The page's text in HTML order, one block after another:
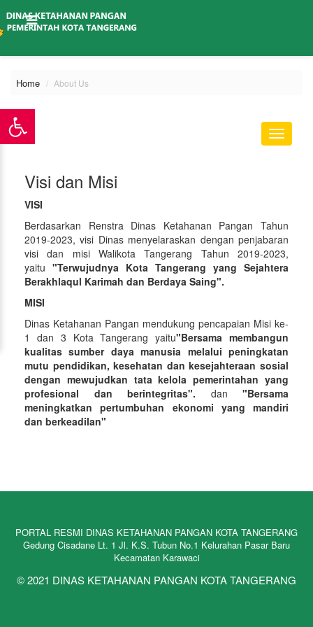
Home About Us
Toggle
Visi dan Misi
VISI
Berdasarkan Renstra Dinas Ketahanan Pangan Tahun
2019-2023, visi Dinas menyelaraskan dengan penjabaran
visi dan misi Walikota Tangerang Tahun 2019-2023,
yaitu "Terwujudnya Kota Tangerang yang Sejahtera
Berakhlaqul Karimah dan Berdaya Saing".
MISI
Dinas Ketahanan Pangan mendukung pencapaian Misi ke-
1 dan 3 Kota Tangerang yaitu"Bersama membangun
kualitas sumber daya manusia melalui peningkatan
mutu pendidikan, kesehatan dan kesejahteraan sosial
dengan mewujudkan tata kelola pemerintahan yang
profesional dan berintegritas". dan "Bersama
meningkatkan pertumbuhan ekonomi yang mandiri
dan berkeadilan"
PORTAL RESMI DINAS KETAHANAN PANGAN KOTA TANGERANG
Gedung Cisadane Lt. 1 Jl. K.S. Tubun No.1 Kelurahan Pasar Baru
Kecamatan Karawaci
© 2021 DINAS KETAHANAN PANGAN KOTA TANGERANG